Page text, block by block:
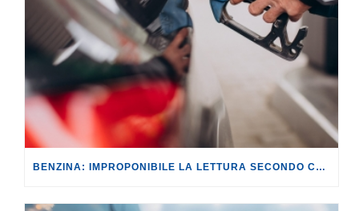
BENZINA: IMPROPONIBILE LA LETTURA SECONDO CUI PROROGARE IL TAGLIO DELLE ACCISE SIGNIFICA TASSARE TUTTI I CITTADINI.